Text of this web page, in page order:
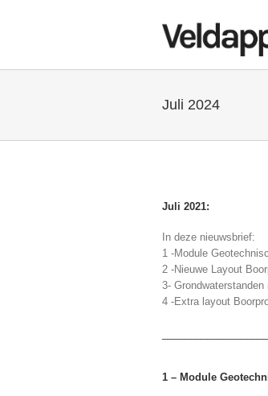
Juli 2024
Juli 2021:
In deze nieuwsbrief:
1 -Module
2 -Nieuwe Layout
3-
4 -Extra layout
1 – Module